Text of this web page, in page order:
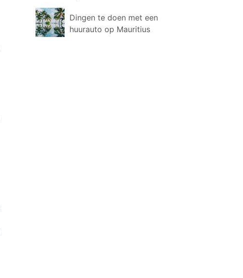
Dingen te doen met een
huurauto op Mauritius